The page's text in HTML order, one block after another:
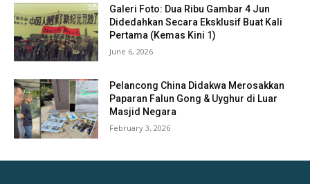
Galeri Foto: Dua Ribu Gambar 4 Jun
Didedahkan Secara Eksklusif Buat Kali
Pertama (Kemas Kini 1)
June 6, 2026
Pelancong China Didakwa Merosakkan
Paparan Falun Gong & Uyghur di Luar
Masjid Negara
February 3, 2026